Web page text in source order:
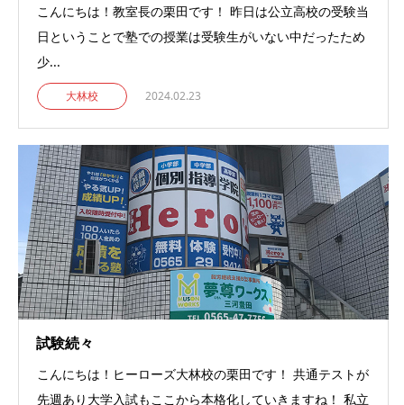
こんにちは！教室長の栗田です！ 昨日は公立高校の受験当
日ということで塾での授業は受験生がいない中だったため
少...
大林校 2024.02.23
試験続々
こんにちは！ヒーローズ大林校の栗田です！ 共通テストが
先週あり大学入試もここから本格化していきますね！ 私立